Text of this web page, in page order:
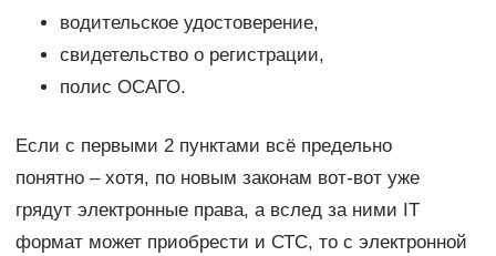
водительское удостоверение,
свидетельство о регистрации,
полис ОСАГО.
Если с первыми 2 пунктами всё предельно
понятно – хотя, по новым законам вот-вот уже
грядут электронные права, а вслед за ними IT
формат может приобрести и СТС, то с электронной